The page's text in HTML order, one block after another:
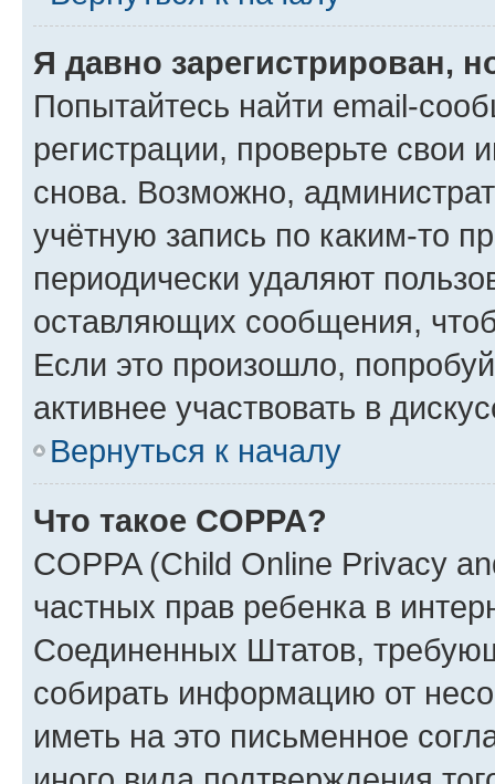
Я давно зарегистрирован,
Попытайтесь найти email-
регистрации, проверьте свои
снова. Возможно,
учётную запись по каким-то
периодически удаляют
оставляющих сообщения,
Если это произошло,
активнее участвовать в
Вернуться к началу
Что такое COPPA?
COPPA (Child Online Privacy
частных прав ребенка в
Соединенных Штатов,
собирать информацию от
иметь на это письменное